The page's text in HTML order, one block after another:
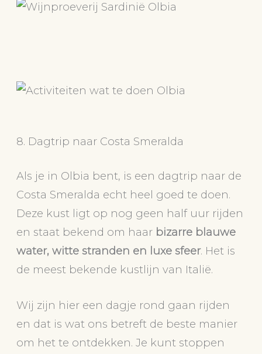
8. Dagtrip naar Costa Smeralda
Als je in Olbia bent, is een dagtrip naar de
Costa Smeralda echt heel goed te doen.
Deze kust ligt op nog geen half uur rijden
en staat bekend om haar bizarre blauwe
water, witte stranden en luxe sfeer. Het is
de meest bekende kustlijn van Italië.
Wij zijn hier een dagje rond gaan rijden
en dat is wat ons betreft de beste manier
om het te ontdekken. Je kunt stoppen